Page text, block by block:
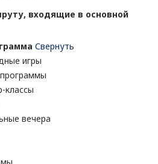
входящие в основной
Свернуть
игры
классы
вечера